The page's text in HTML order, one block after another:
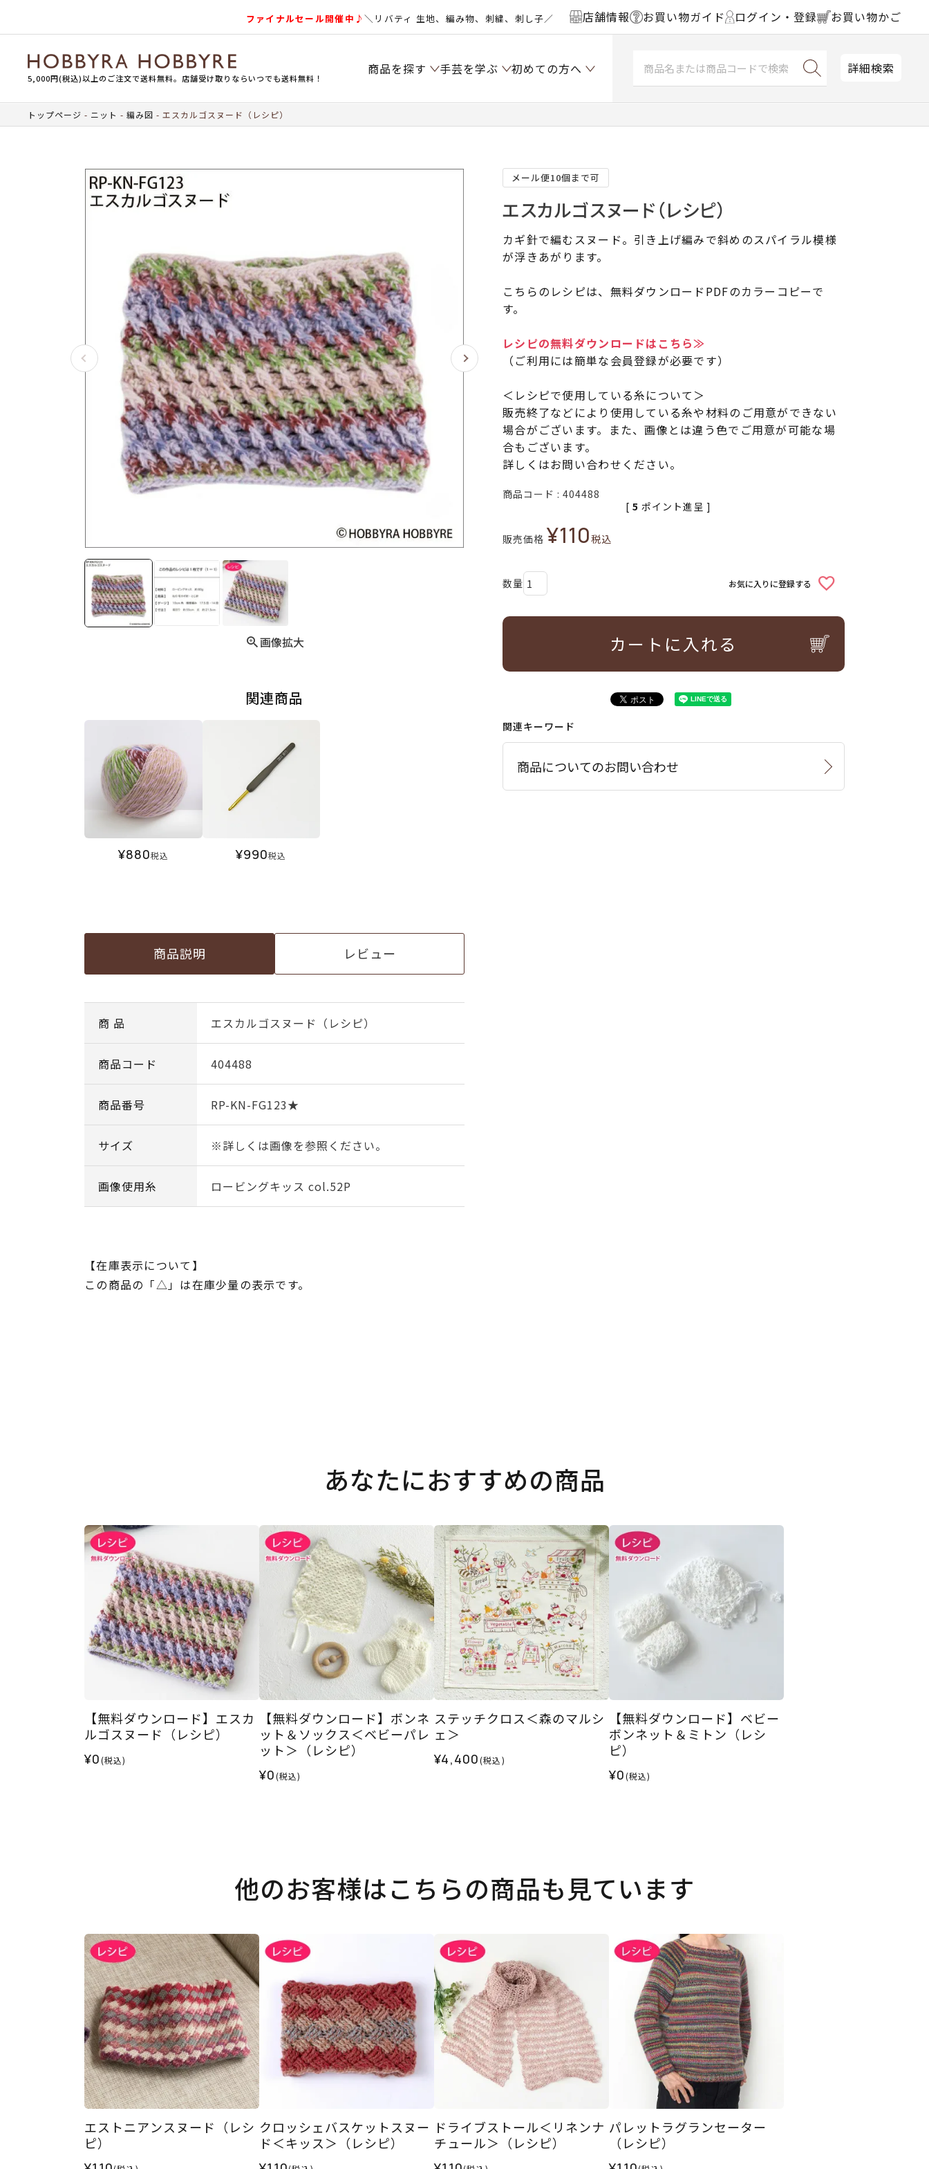
ファイナルセール開催中♪＼リバティ 生地、編み物、刺繍、刺し子／ 店舗情報 お買い物ガイド ログイン・登録 お買い物かご
5,000円(税込)以上のご注文で送料無料。店舗受け取りならいつでも送料無料！
商品を探す 手芸を学ぶ 初めての方へ 詳細検索
トップページ ニット 編み図 エスカルゴスヌード（レシピ）
画像拡大
関連商品
¥880税込 ¥990税込
商品説明 レビュー
商 品 エスカルゴスヌード（レシピ）
商品コード 404488
商品番号 RP-KN-FG123★
サイズ ※詳しくは画像を参照ください。
画像使用糸 ロービングキッス col.52P
【在庫表示について】
この商品の「△」は在庫少量の表示です。
メール便10個まで可
エスカルゴスヌード（レシピ）
カギ針で編むスヌード。引き上げ編みで斜めのスパイラル模様
が浮きあがります。
こちらのレシピは、無料ダウンロードPDFのカラーコピーで
す。
レシピの無料ダウンロードはこちら≫
（ご利用には簡単な会員登録が必要です）
＜レシピで使用している糸について＞
販売終了などにより使用している糸や材料のご用意ができない
場合がございます。また、画像とは違う色でご用意が可能な場
合もございます。
詳しくはお問い合わせください。
商品コード 404488
販売価格 ¥110税込
[ 5 ポイント進呈 ]
お気に入りに登録する
カートに入れる
関連キーワード
商品についてのお問い合わせ
あなたにおすすめの商品
【無料ダウンロード】エスカ
ルゴスヌード（レシピ）
¥0(税込)
【無料ダウンロード】ボンネ
ット＆ソックス＜ベビーパレ
ット＞（レシピ）
¥0(税込)
ステッチクロス＜森のマルシ
ェ＞
¥4,400(税込)
【無料ダウンロード】ベビー
ボンネット＆ミトン（レシ
ピ）
¥0(税込)
他のお客様はこちらの商品も見ています
エストニアンスヌード（レシ
ピ）
クロッシェバスケットスヌー
ド＜キッス＞（レシピ）
ドライブストール＜リネンナ
チュール＞（レシピ）
パレットラグランセーター
（レシピ）